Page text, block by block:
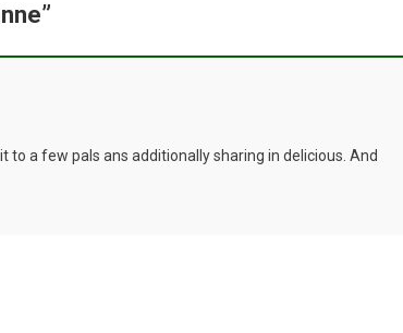
”
a few pals ans additionally sharing in delicious. And